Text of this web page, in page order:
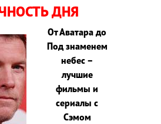
ДНЯ
От Аватара до
Под знаменем
небес –
лучшие
фильмы и
сериалы с
Сэмом